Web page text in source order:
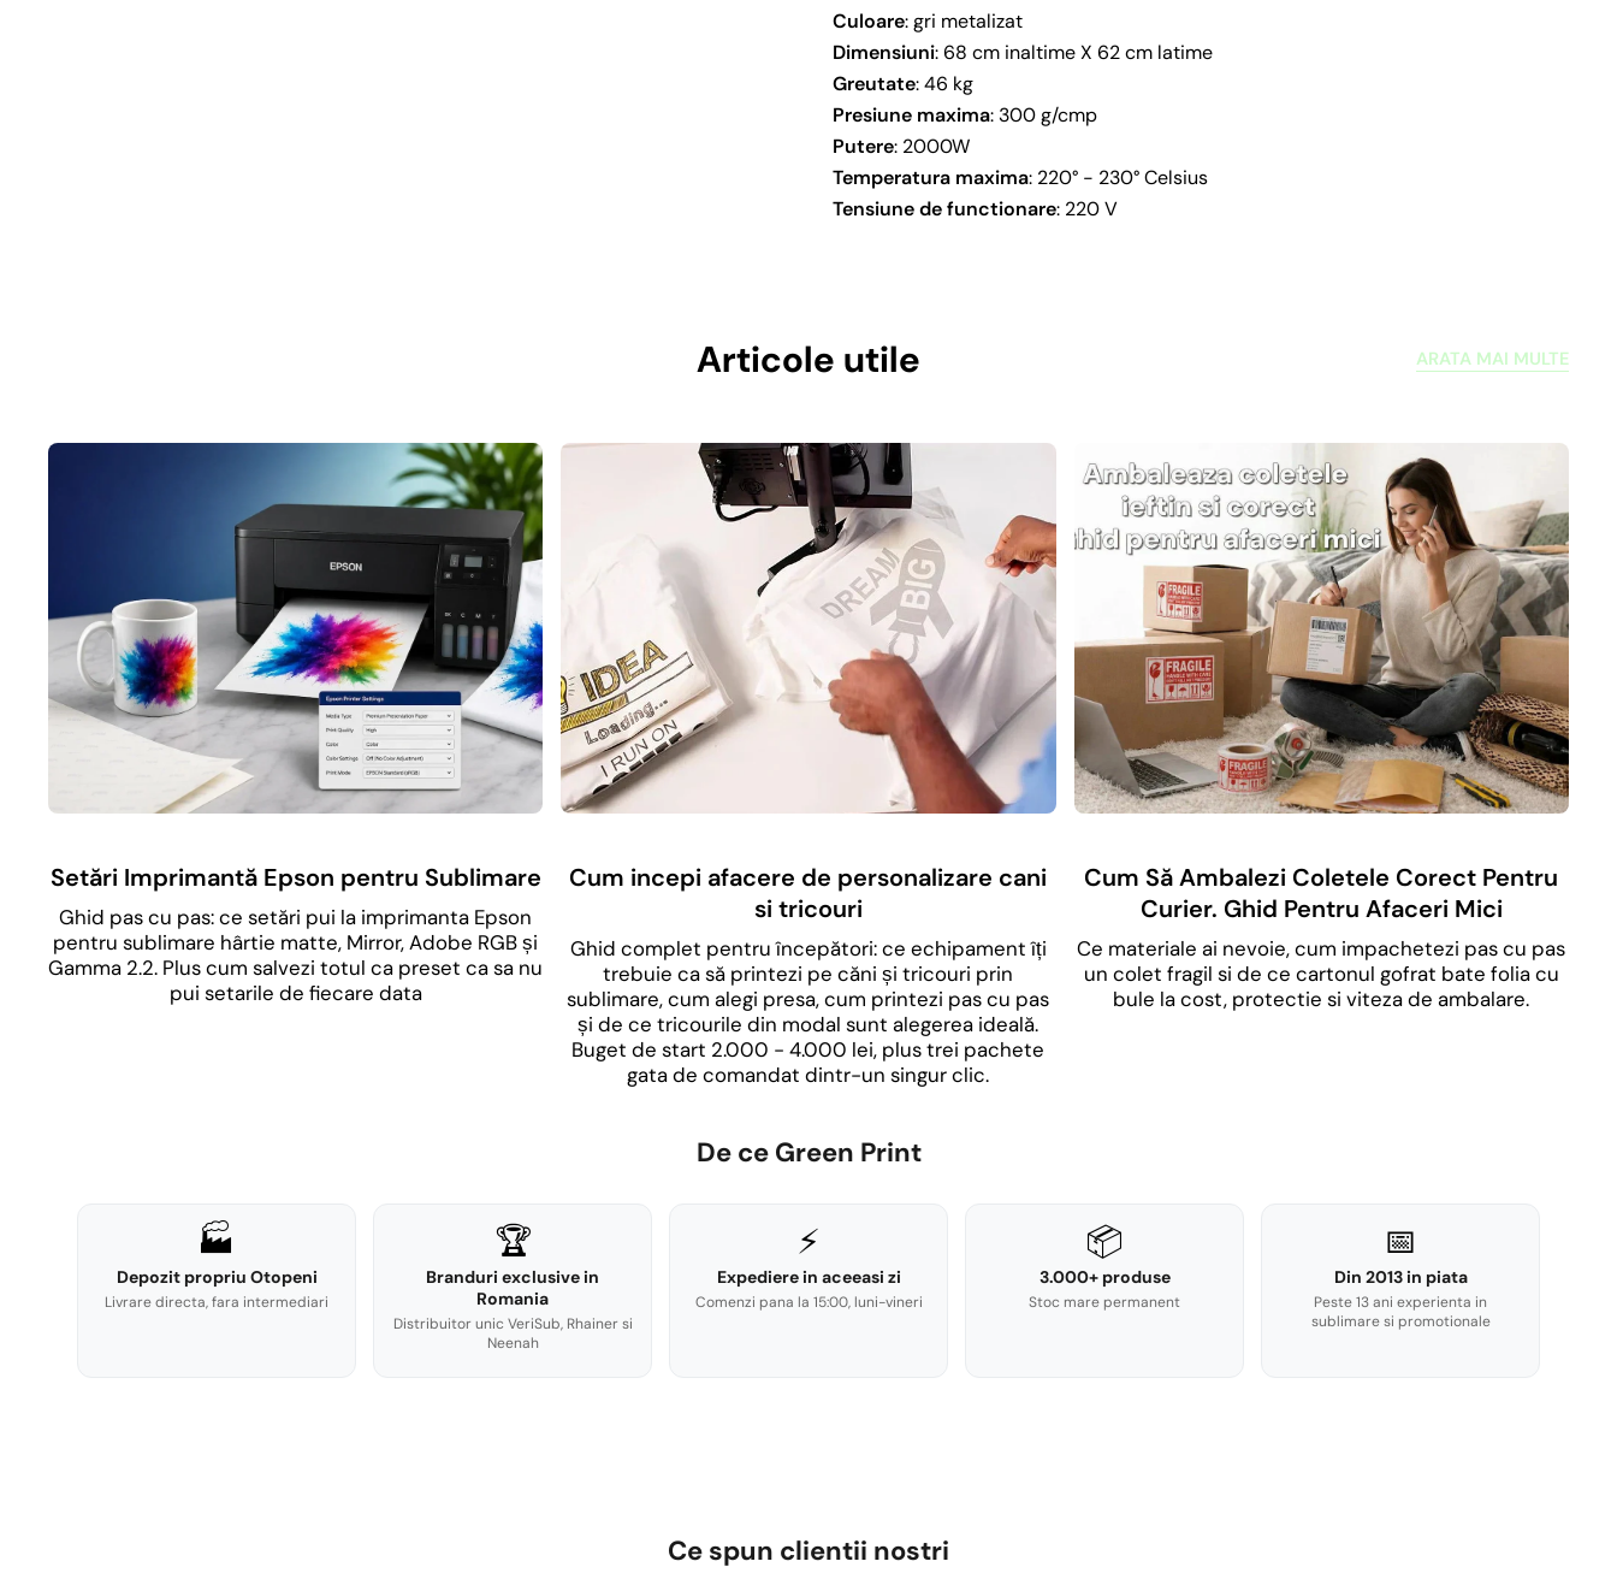
Culoare: gri metalizat
Dimensiuni: 68 cm inaltime X 62 cm latime
Greutate: 46 kg
Presiune maxima: 300 g/cmp
Putere: 2000W
Temperatura maxima: 220° - 230° Celsius
Tensiune de functionare: 220 V
Articole utile
Setări Imprimantă Epson pentru Sublimare
Ghid pas cu pas: ce setări pui la imprimanta Epson
pentru sublimare hârtie matte, Mirror, Adobe RGB și
Gamma 2.2. Plus cum salvezi totul ca preset ca sa nu
pui setarile de fiecare data
Cum incepi afacere de personalizare cani
si tricouri
Ghid complet pentru începători: ce echipament îți
trebuie ca să printezi pe căni și tricouri prin
sublimare, cum alegi presa, cum printezi pas cu pas
și de ce tricourile din modal sunt alegerea ideală.
Buget de start 2.000 - 4.000 lei, plus trei pachete
gata de comandat dintr-un singur clic.
Cum Să Ambalezi Coletele Corect Pentru
Curier. Ghid Pentru Afaceri Mici
Ce materiale ai nevoie, cum impachetezi pas cu pas
un colet fragil si de ce cartonul gofrat bate folia cu
bule la cost, protectie si viteza de ambalare.
ARATA MAI MULTE
De ce Green Print
🏭
Depozit propriu Otopeni
Livrare directa, fara intermediari
🏆
Branduri exclusive in
Romania
Distribuitor unic VeriSub, Rhainer si
Neenah
⚡
Expediere in aceeasi zi
Comenzi pana la 15:00, luni-vineri
📦
3.000+ produse
Stoc mare permanent
📅
Din 2013 in piata
Peste 13 ani experienta in
sublimare si promotionale
Ce spun clientii nostri